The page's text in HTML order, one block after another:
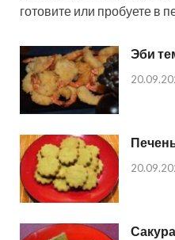
готовите или пробуете в
Эби